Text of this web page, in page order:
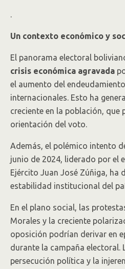
.
Un contexto económico y
El panorama electoral
crisis económica agravada
el aumento del
internacionales. Esto ha
creciente en la población, que
orientación del voto.
Además, el polémico intento
junio de 2024, liderado por el
Ejército Juan José Zúñiga, ha
estabilidad institucional del
En el plano social, las
Morales y la creciente
oposición podrían derivar en
durante la campaña electoral.
persecución política y la